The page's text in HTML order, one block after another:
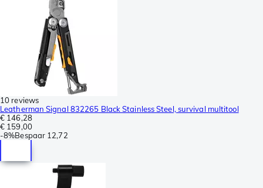
10 reviews
Leatherman Signal 832265 Black Stainless Steel, survival multitool
€ 146,28
€ 159,00
-8%Bespaar 12,72